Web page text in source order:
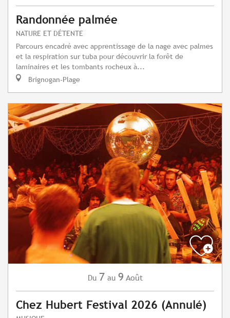
Randonnée palmée
NATURE ET DÉTENTE
Parcours encadré avec apprentissage de la nage avec palmes
et la respiration sur tuba pour découvrir la forêt de
laminaires et les tombants rocheux à...
Brignogan-Plage
Du 7 au 9 Août
Chez Hubert Festival 2026 (Annulé)